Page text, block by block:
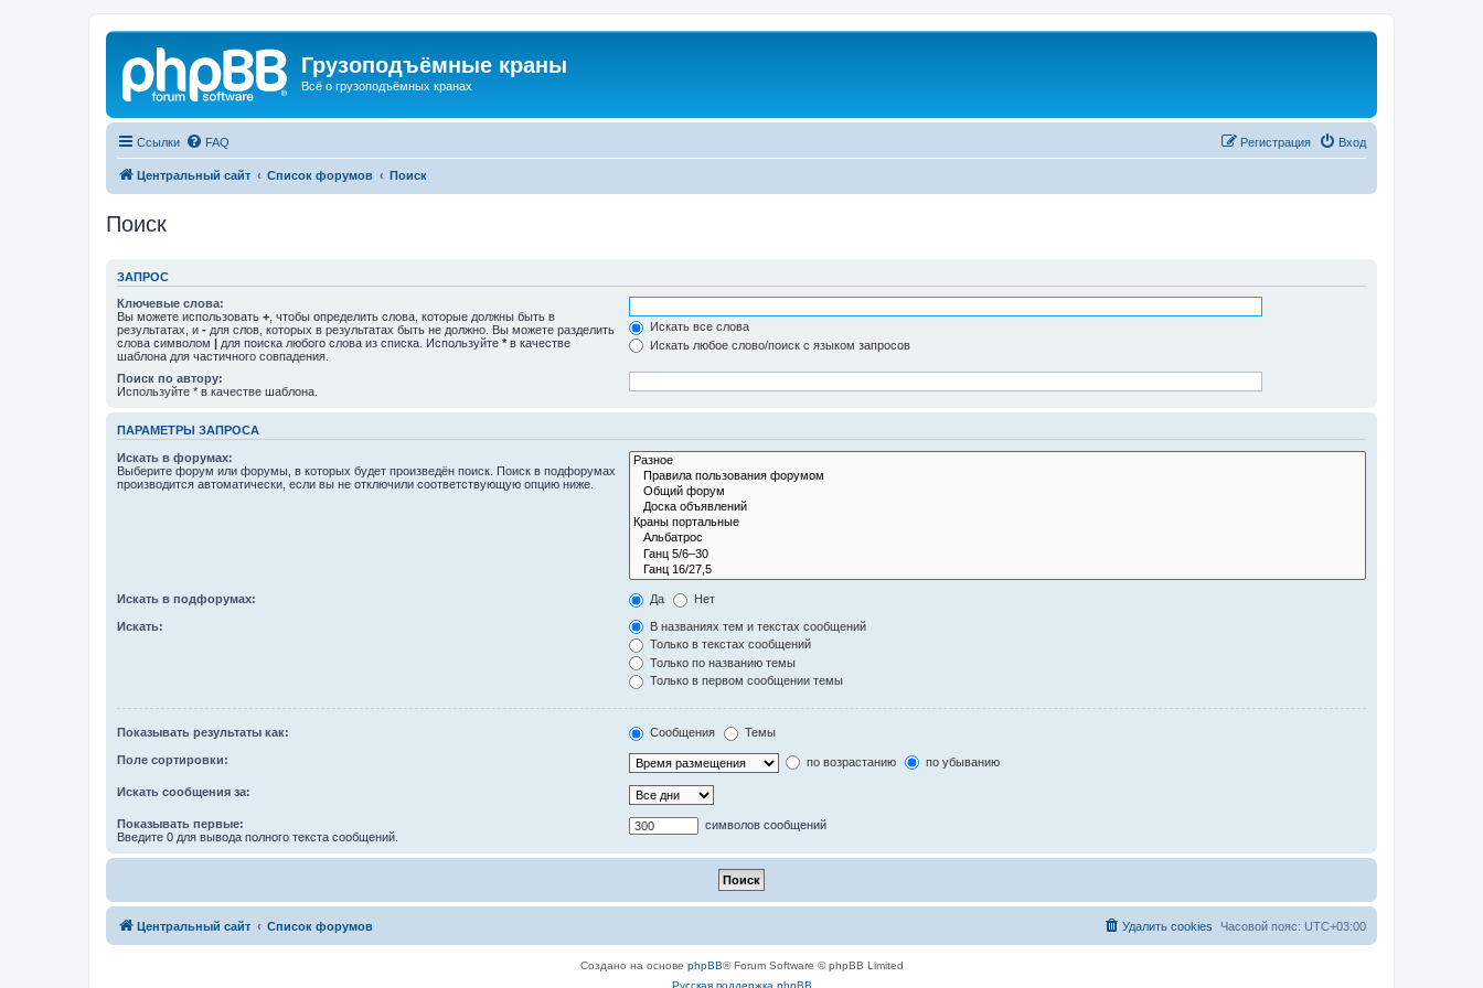
Грузоподъёмные краны
Всё о грузоподъёмных кранах
Ссылки FAQ Вход
Регистрация
Центральный сайт Список форумов Поиск
Поиск
ЗАПРОС
Ключевые слова:
Вы можете использовать + , чтобы определить слова, которые должны быть в
результатах, и - для слов, которых в результатах быть не должно. Вы можете разделить
слова символом | для поиска любого слова из списка. Используйте * в качестве
шаблона для частичного совпадения.
Искать все слова
Искать любое слово/поиск с языком запросов
Поиск по автору:
Используйте * в качестве шаблона.
ПАРАМЕТРЫ ЗАПРОСА
Искать в форумах:
Выберите форум или форумы, в которых будет произведён поиск. Поиск в подфорумах
производится автоматически, если вы не отключили соответствующую опцию ниже.
Искать в подфорумах: Да Нет
Искать:
В названиях тем и текстах сообщений
Только в текстах сообщений
Только по названию темы
Только в первом сообщении темы
Показывать результаты как: Сообщения Темы
Поле сортировки: по возрастанию по убыванию
Искать сообщения за:
Показывать первые:
Введите 0 для вывода полного текста сообщений.
символов сообщений
Центральный сайт Список форумов Часовой пояс: UTC+03:00
Удалить cookies
Создано на основе phpBB® Forum Software © phpBB Limited
Русская поддержка phpBB